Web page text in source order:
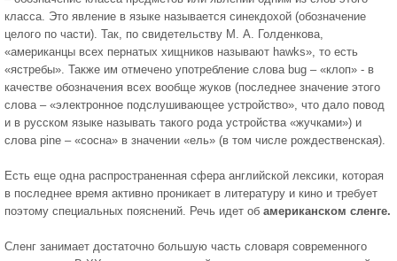
класса. Это явление в языке называется синекдохой (обозначение
целого по части). Так, по свидетельству М. А. Голденкова,
«американцы всех пернатых хищников называют hawks», то есть
«ястребы». Также им отмечено употребление слова bug – «клоп» - в
качестве обозначения всех вообще жуков (последнее значение этого
слова – «электронное подслушивающее устройство», что дало повод
и в русском языке называть такого рода устройства «жучками») и
слова pine – «сосна» в значении «ель» (в том числе рождественская).
Есть еще одна распространенная сфера английской лексики, которая
в последнее время активно проникает в литературу и кино и требует
поэтому специальных пояснений. Речь идет об американском сленге.
Сленг занимает достаточно большую часть словаря современного